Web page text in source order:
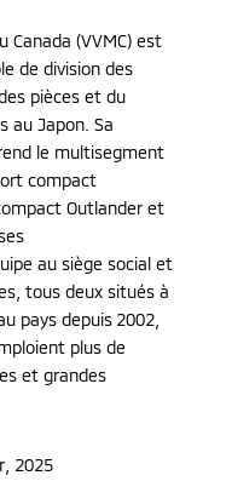
Canada (VVMC) est
de division des
pièces et du
au Japon. Sa
le multisegment
compact
Outlander et
au siège social et
tous deux situés à
pays depuis 2002,
plus de
et grandes
, 2025